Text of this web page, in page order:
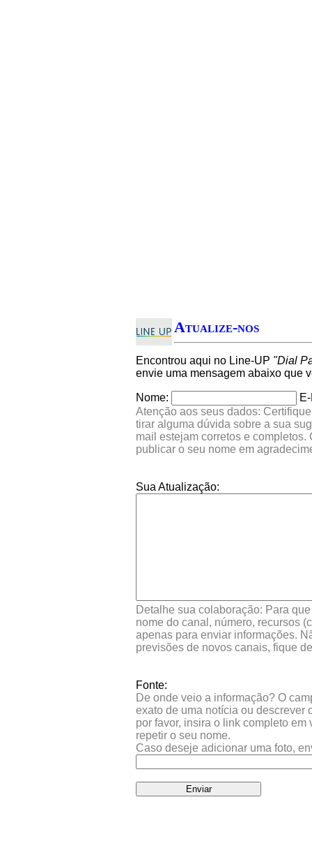
Atualize-nos
Encontrou aqui no Line-UP "Dial
envie uma mensagem abaixo que
Nome:
Atenção aos seus dados:
tirar alguma dúvida sobre a sua
mail estejam corretos e
publicar o seu nome em
Sua Atualização:
Detalhe sua colaboração: Para
nome do canal, número, recursos
apenas para enviar informações.
previsões de novos canais, fique
Fonte:
De onde veio a informação? O
exato de uma notícia ou descrever
por favor, insira o link completo
repetir o seu nome.
Caso deseje adicionar uma foto,